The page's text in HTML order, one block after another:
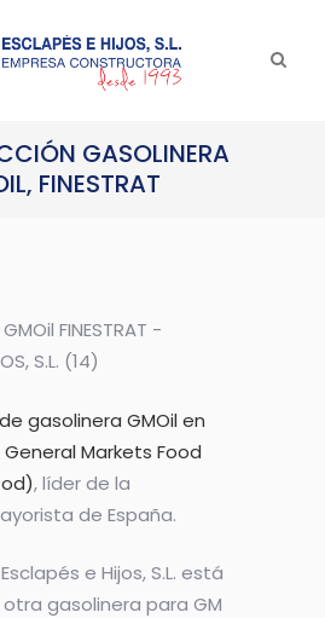
GASOLINERA
FINESTRAT
gasolinera GMOil en
Markets Food
, líder de la
de España.
e Hijos, S.L. está
gasolinera para GM